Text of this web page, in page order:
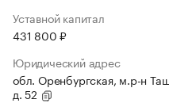
Уставной капитал
431 800 ₽
Юридический адрес
обл. Оренбургская, м.р-н
д. 52